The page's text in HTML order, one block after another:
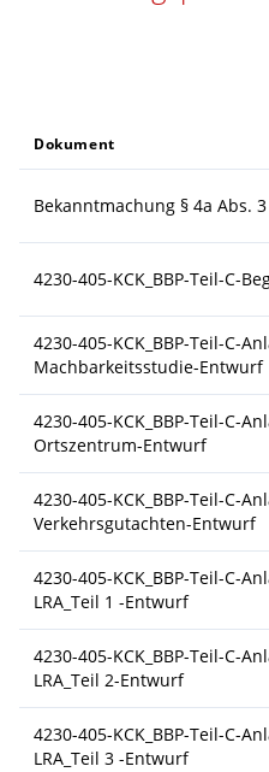
Dokument
Bekanntmachung § 4a Abs.
4230-405-KCK_BBP-Teil-C-
4230-405-KCK_BBP-Teil-C-
Machbarkeitsstudie-Entwurf
4230-405-KCK_BBP-Teil-C-
Ortszentrum-Entwurf
4230-405-KCK_BBP-Teil-C-
Verkehrsgutachten-Entwurf
4230-405-KCK_BBP-Teil-C-
LRA_Teil 1 -Entwurf
4230-405-KCK_BBP-Teil-C-
LRA_Teil 2-Entwurf
4230-405-KCK_BBP-Teil-C-
LRA_Teil 3 -Entwurf